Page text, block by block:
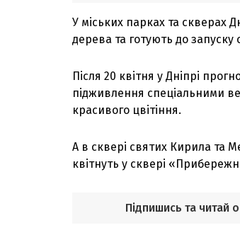
У міських парках та скверах
дерева та готують до запуску
Після 20 квітня у Дніпрі
підживлення спеціальними
красивого цвітіння.
А в сквері святих Кирила та
квітнуть у сквері
Підпишись та читай